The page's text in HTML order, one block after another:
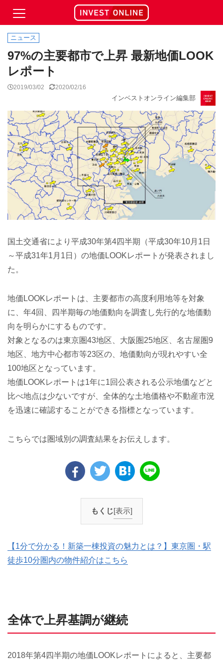
ニュース
97%の主要都市で上昇 最新地価LOOK
レポート
2019/03/02 2020/02/16
インベストオンライン編集部
国土交通省により平成30年第4四半期（平成30年10月1日
～平成31年1月1日）の地価LOOKレポートが発表されまし
た。
地価LOOKレポートは、主要都市の高度利用地等を対象
に、年4回、四半期毎の地価動向を調査し先行的な地価動
向を明らかにするものです。
対象となるのは東京圏43地区、大阪圏25地区、名古屋圏9
地区、地方中心都市等23区の、地価動向が現れやすい全
100地区となっています。
地価LOOKレポートは1年に1回公表される公示地価などと
比べ地点は少ないですが、全体的な土地価格や不動産市況
を迅速に確認することができる指標となっています。
こちらでは圏域別の調査結果をお伝えします。
もくじ[表示]
【1分で分かる！新築一棟投資の魅力とは？】東京圏・駅
徒歩10分圏内の物件紹介はこちら
全体で上昇基調が継続
2018年第4四半期の地価LOOKレポートによると、主要都